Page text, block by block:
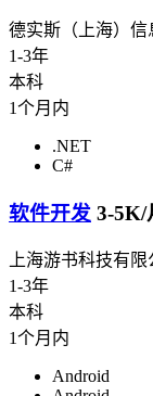
德实斯（上海）信
1-3年
本科
1个月内
.NET
C#
软件开发 3-5K/
上海游书科技有限
1-3年
本科
1个月内
Android